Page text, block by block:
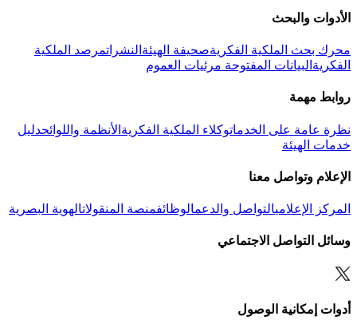
الأدوات والبحث
محرك بحث الملكية الفكريةصحيفة الهيئة النشراتمرصد الملكية
الفكرية البيانات المفتوحة مرئيات العموم
روابط مهمة
نظرة عامة على الخدماتوكلاء الملكية الفكرية الأنظمة واللوائحدليل
خدمات الهيئة
الإعلام وتواصل معنا
المركز الإعلاميالتواصل والدعمالوظائفمنصة المنقولاتالهوية البصرية
وسائل التواصل الاجتماعي
أدوات إمكانية الوصول